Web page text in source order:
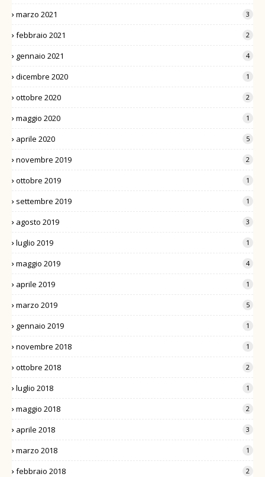
marzo 2021 3
febbraio 2021 2
gennaio 2021 4
dicembre 2020 1
ottobre 2020 2
maggio 2020 1
aprile 2020 5
novembre 2019 2
ottobre 2019 1
settembre 2019 1
agosto 2019 3
luglio 2019 1
maggio 2019 4
aprile 2019 1
marzo 2019 5
gennaio 2019 1
novembre 2018 1
ottobre 2018 2
luglio 2018 1
maggio 2018 2
aprile 2018 3
marzo 2018 1
febbraio 2018 2